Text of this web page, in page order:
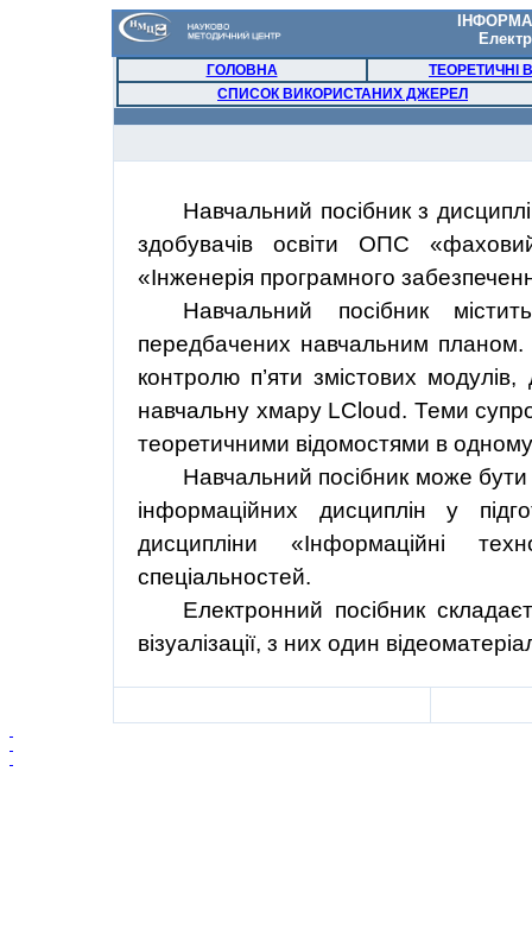
ГОЛОВНА
ТЕОРЕТИЧНІ
СПИСОК ВИКОРИСТАНИХ ДЖЕРЕЛ
Навчальний посібникз
здобувачів
освіти ОПС «
«Інженерія програмного
Навчальний
посібник
містить
передбачених навчальним
контролю п’яти змістових модулів,
навчальну хмару LCloud. Теми
теоретичними відомостями в
Навчальний посібник може
інформаційних
дисциплін у
дисципліни «Інформаційні
спеціальностей.
Електронний посібник
візуалізації, з них один